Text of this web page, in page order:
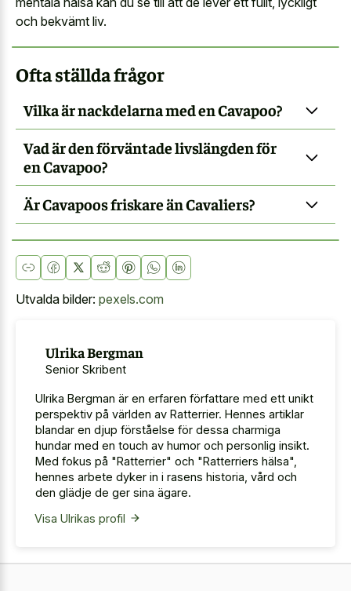
och bekvämt liv.
Ofta ställda frågor
Vilka är nackdelarna med en Cavapoo?
Vad är den förväntade livslängden för
en Cavapoo?
Är Cavapoos friskare än Cavaliers?
Utvalda bilder: pexels.com
Ulrika Bergman
Senior Skribent
Ulrika Bergman är en erfaren författare med ett unikt
perspektiv på världen av Ratterrier. Hennes artiklar
blandar en djup förståelse för dessa charmiga
hundar med en touch av humor och personlig insikt.
Med fokus på "Ratterrier" och "Ratterriers hälsa",
hennes arbete dyker in i rasens historia, vård och
den glädje de ger sina ägare.
Visa Ulrikas profil